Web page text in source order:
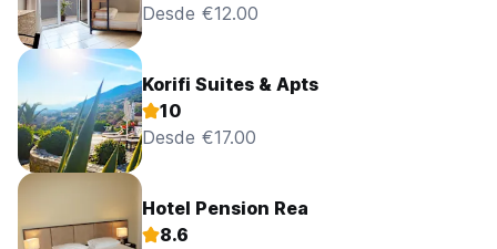
Desde €12.00
Korifi Suites & Apts
10
Desde €17.00
Hotel Pension Rea
8.6